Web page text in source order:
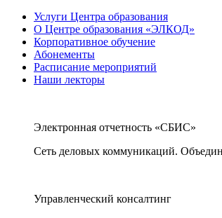
Услуги Центра образования
О Центре образования «ЭЛКОД»
Корпоративное обучение
Абонементы
Расписание мероприятий
Наши лекторы
Электронная отчетность «СБИС»
Сеть деловых коммуникаций.
Управленческий консалтинг